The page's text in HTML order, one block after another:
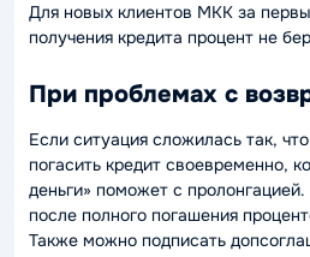
Для новых клиентов МКК за
получения кредита процент не
При проблемах с
Если ситуация сложилась так,
погасить кредит своевременно,
деньги» поможет с
после полного погашения
Также можно подписать